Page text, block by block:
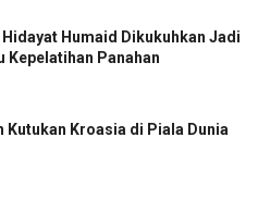
Hidayat Humaid Dikukuhkan Jadi
Kepelatihan Panahan
Kutukan Kroasia di Piala Dunia